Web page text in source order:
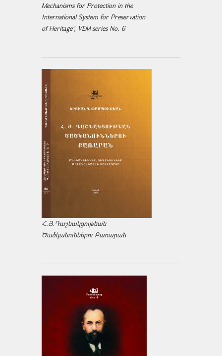
Mechanisms for Protection in the
International System for Preservation
of Heritage", VEM series No. 6
Հ.Յ.Դաշնակցութեան
Ծածկանուններու Բառարան